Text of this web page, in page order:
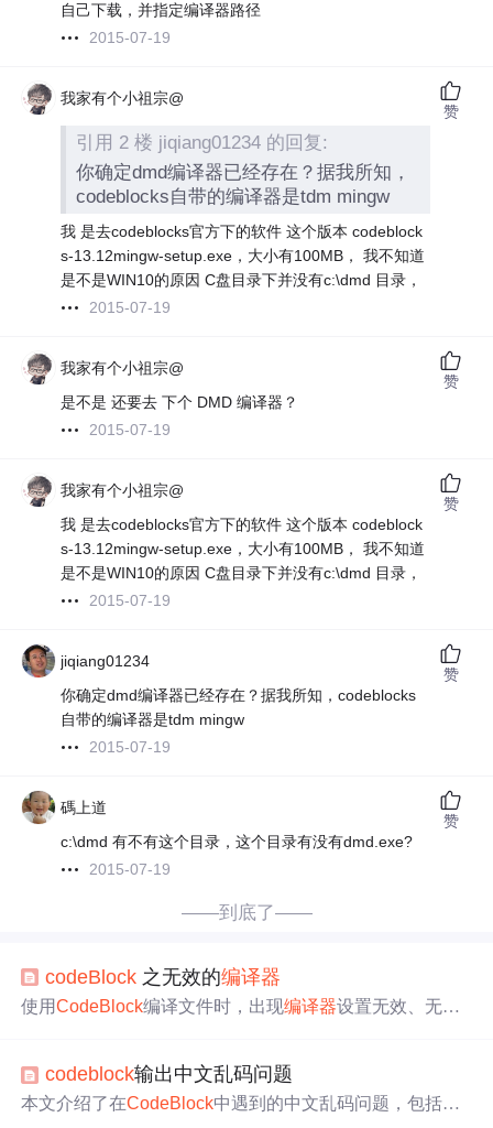
自己下载，并指定编译器路径
2015-07-19
我家有个小祖宗@
引用 2 楼 jiqiang01234 的回复:
你确定dmd编译器已经存在？据我所知，
codeblocks自带的编译器是tdm mingw
我 是去codeblocks官方下的软件 这个版本 codeblock
s-13.12mingw-setup.exe，大小有100MB， 我不知道
是不是WIN10的原因 C盘目录下并没有c:\dmd 目录，
2015-07-19
赞
我家有个小祖宗@
是不是 还要去 下个 DMD 编译器？
2015-07-19
赞
我家有个小祖宗@
我 是去codeblocks官方下的软件 这个版本 codeblock
s-13.12mingw-setup.exe，大小有100MB， 我不知道
是不是WIN10的原因 C盘目录下并没有c:\dmd 目录，
2015-07-19
赞
jiqiang01234
你确定dmd编译器已经存在？据我所知，codeblocks
自带的编译器是tdm mingw
2015-07-19
赞
碼上道
c:\dmd 有不有这个目录，这个目录有没有dmd.exe?
2015-07-19
赞
——到底了——
codeBlock 之无效的编译器
使用CodeBlock编译文件时，出现编译器设置无效、无法
s版本为例，无特殊需求安装默认配置即可。还提供了相关
参考链接。
codeblock输出中文乱码问题
本文介绍了在CodeBlock中遇到的中文乱码问题，包括文